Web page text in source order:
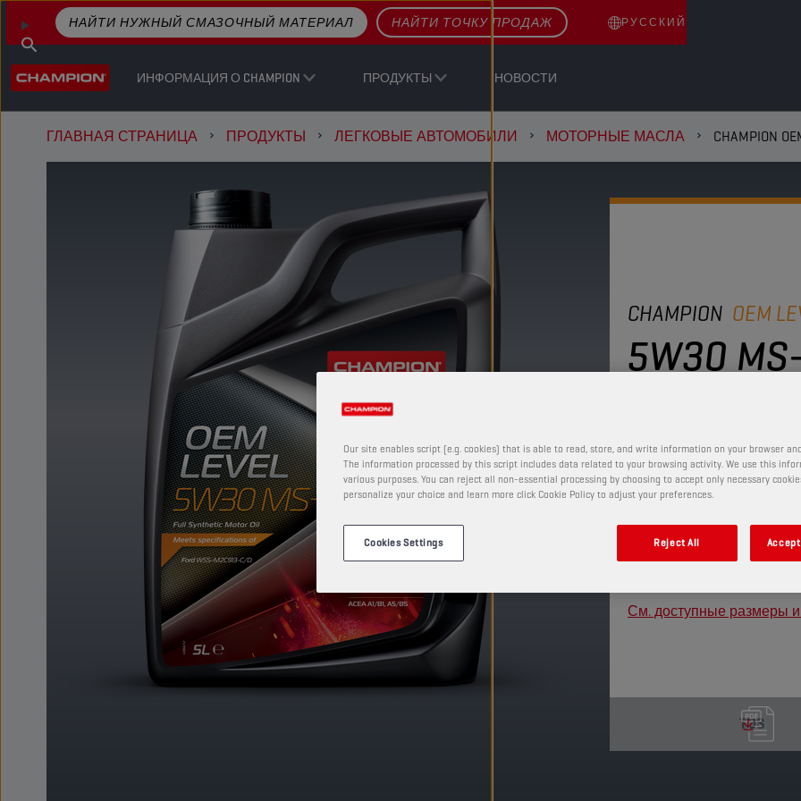
ИНФОРМАЦИЯ О CHAMPION ПРОДУКТЫ НОВОСТИ
НАЙТИ НУЖНЫЙ СМАЗОЧНЫЙ МАТЕРИАЛ НАЙТИ ТОЧКУ ПРОДАЖ РУССКИЙ
ГЛАВНАЯ СТРАНИЦА ПРОДУКТЫ ЛЕГКОВЫЕ АВТОМОБИЛИ МОТОРНЫЕ МАСЛА CHAMPION
CHAMPION OEM
5W30
Этот полностью
специально
спецификаций Ford
улучшенной
экономию топлива.
недоступен в
информацией
представителю.
См. доступные размеры
TDS
Our site enables script (e.g. cookies) that is able to read, store, and write information on your browser
The information processed by this script includes data related to your browsing activity. We use this
various purposes. You can reject all non-essential processing by choosing to accept only necessary
personalize your choice and learn more click Cookie Policy to adjust your preferences.
Cookies Settings Reject All